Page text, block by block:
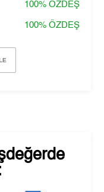
100% ÖZDEŞ
100% ÖZDEŞ